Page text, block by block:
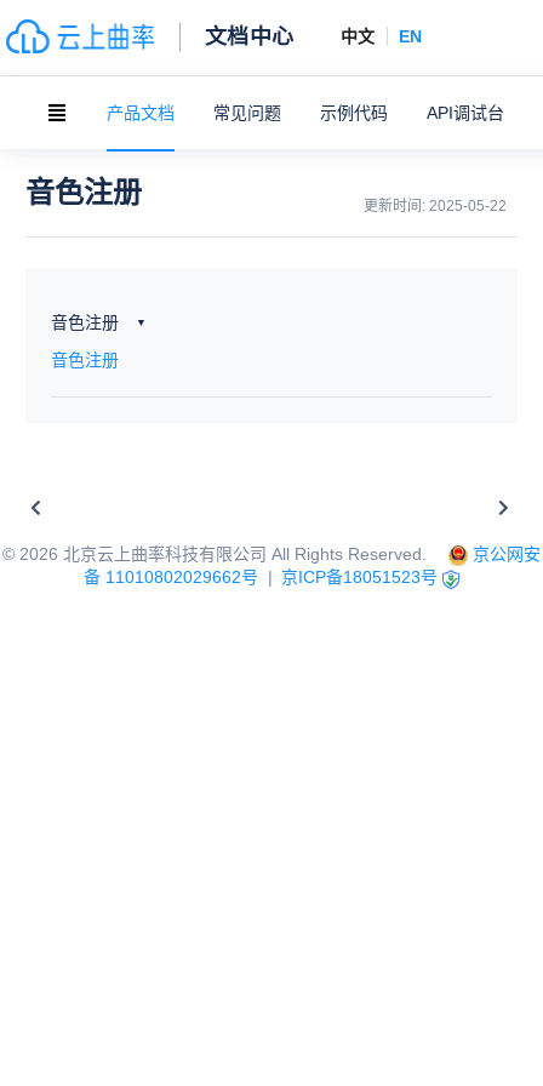
文档中心 中文 EN
产品文档 常见问题 示例代码 API调试台
音色注册 更新时间: 2025-05-22
音色注册
音色注册
© 2026 北京云上曲率科技有限公司 All Rights Reserved.
京公网安
备 11010802029662号
| 京ICP备18051523号